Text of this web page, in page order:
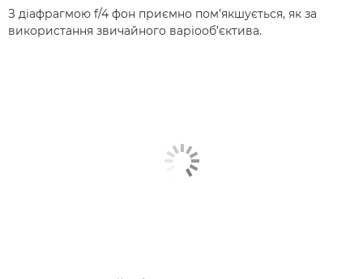
З діафрагмою f/4 фон приємно пом’якшується, як за
використання звичайного варіооб’єктива.